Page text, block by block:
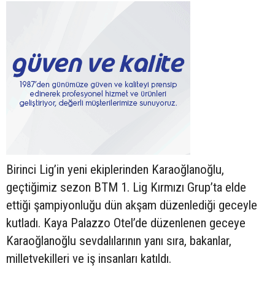
Birinci Lig’in yeni ekiplerinden Karaoğlanoğlu,
geçtiğimiz sezon BTM 1. Lig Kırmızı Grup’ta elde
ettiği şampiyonluğu dün akşam düzenlediği geceyle
kutladı. Kaya Palazzo Otel’de düzenlenen geceye
Karaoğlanoğlu sevdalılarının yanı sıra, bakanlar,
milletvekilleri ve iş insanları katıldı.